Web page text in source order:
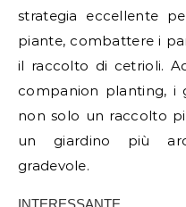
strategia eccellente
piante, combattere i
il raccolto di cetrioli.
companion planting, i
non solo un raccolto
un giardino più
gradevole.